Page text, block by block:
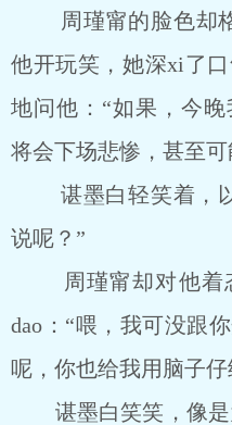
周瑾甯的脸色却格
他开玩笑，她深xi了
地问他：“如果，今
将会下场悲惨，甚至
谌墨白轻笑着，以
说呢？”
周瑾甯却对他着态
dao：“喂，我可没跟
呢，你也给我用脑子
谌墨白笑笑，像是